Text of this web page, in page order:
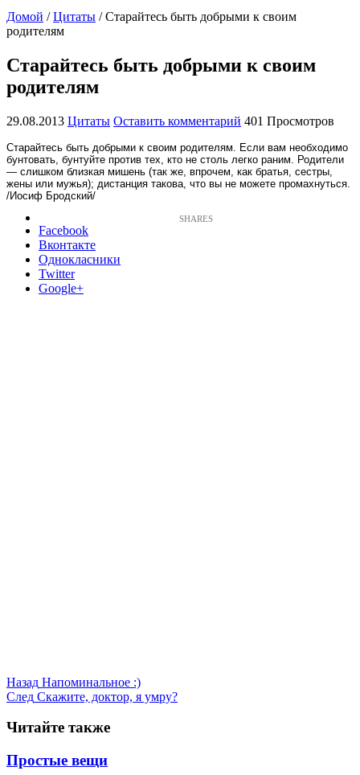
Домой / Цитаты / Старайтесь быть добрыми к своим
родителям
Старайтесь быть добрыми к своим
родителям
29.08.2013 Цитаты Оставить комментарий 401 Просмотров
Старайтесь быть добрыми к своим родителям. Если вам необходимо
бунтовать, бунтуйте против тех, кто не столь легко раним. Родители
— слишком близкая мишень (так же, впрочем, как братья, сестры,
жены или мужья); дистанция такова, что вы не можете промахнуться.
/Иосиф Бродский/
Facebook
Вконтакте
Однокласники
Twitter
Google+
Назад Напоминальное :)
След Скажите, доктор, я умру?
Читайте также
Простые вещи